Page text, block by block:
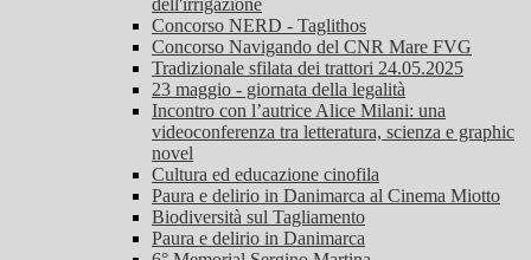
dell'irrigazione
Concorso NERD - Taglithos
Concorso Navigando del CNR Mare FVG
Tradizionale sfilata dei trattori 24.05.2025
23 maggio - giornata della legalità
Incontro con l’autrice Alice Milani: una
videoconferenza tra letteratura, scienza e graphic
novel
Cultura ed educazione cinofila
Paura e delirio in Danimarca al Cinema Miotto
Biodiversità sul Tagliamento
Paura e delirio in Danimarca